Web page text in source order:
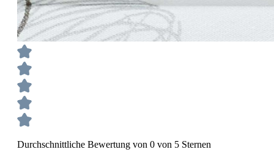
Durchschnittliche Bewertung von 0 von 5 Sternen